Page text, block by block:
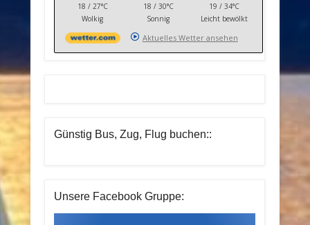
18 / 27°C
Wolkig
18 / 30°C
Sonnig
19 / 34°C
Leicht bewölkt
Aktuelles Wetter ansehen
Günstig Bus, Zug, Flug buchen::
Unsere Facebook Gruppe: